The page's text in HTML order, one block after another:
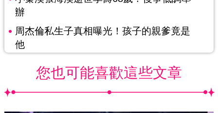
辦
周杰倫私生子真相曝光！孩子的親爹竟是
他
您也可能喜歡這些文章